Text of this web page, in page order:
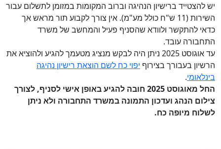
יש להצטייד ברישיון הנהיגה וברוב המקומות במזומן לתשלום עבור
השירות (11 ש"ח כולל מע"מ). אין צורך לקבוע תור מראש אך
כדאי להתקשר ולוודא שהסניף פעיל והמחשב של משרד
התחבורה עובד.
עד אוגוסט 2025 ניתן היה לבקש מנציג מטעמך להגיע ולהוציא את
הרשיון בעבורך בצירוף יפוי כח לשם הוצאת רישיון נהיגה
בינלאומי.
החל מאוגוסט 2025 חובה להגיע באופן אישי לסניף, לצורך
צילום הנהג ועדכון התמונה במשרד התחבורה ולא ניתן
לשלוח מיופה כח.